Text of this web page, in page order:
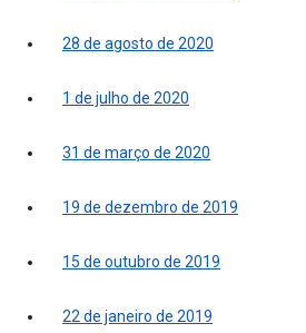
28 de agosto de 2020
1 de julho de 2020
31 de março de 2020
19 de dezembro de 2019
15 de outubro de 2019
22 de janeiro de 2019